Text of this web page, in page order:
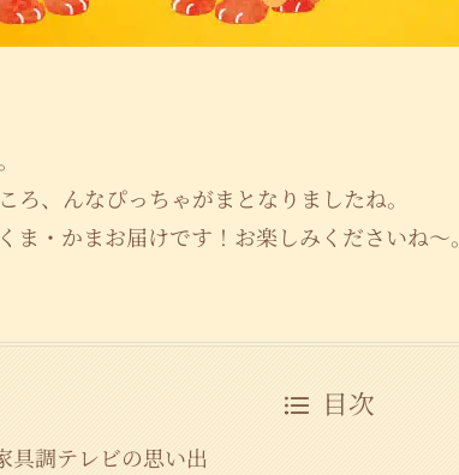
ろ、んなぴっちゃがまとなりましたね。
ま・かまお届けです！お楽しみくださいね〜。
目次
具調テレビの思い出